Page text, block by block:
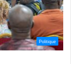
Politique